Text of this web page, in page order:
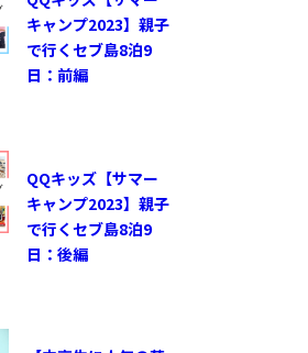
キャンプ2023】親子
で行くセブ島8泊9
日：前編
QQキッズ【サマー
キャンプ2023】親子
で行くセブ島8泊9
日：後編